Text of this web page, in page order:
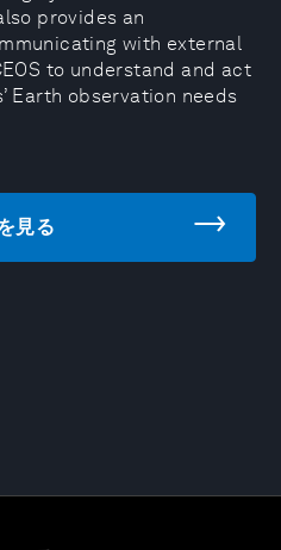
provides an
with external
to understand and act
Earth observation needs
見る